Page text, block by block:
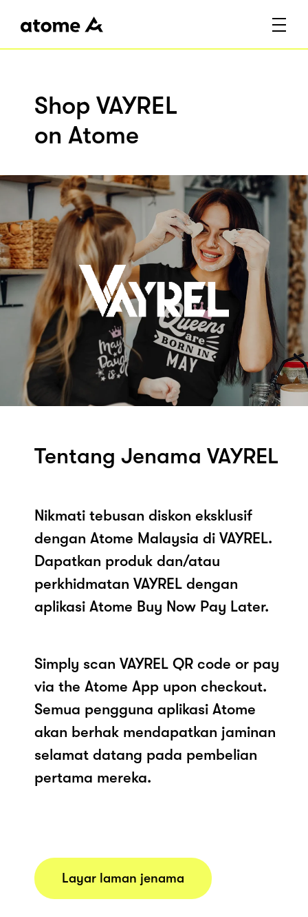
Shop VAYREL
on Atome
Tentang Jenama VAYREL
Nikmati tebusan diskon eksklusif
dengan Atome Malaysia di VAYREL.
Dapatkan produk dan/atau
perkhidmatan VAYREL dengan
aplikasi Atome Buy Now Pay Later.
Simply scan VAYREL QR code or pay
via the Atome App upon checkout.
Semua pengguna aplikasi Atome
akan berhak mendapatkan jaminan
selamat datang pada pembelian
pertama mereka.
Layar laman jenama